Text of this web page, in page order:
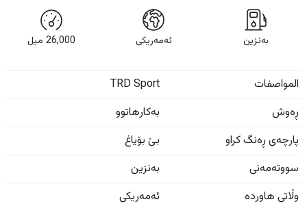
بەنزین ئەمەریکی 26,000 ميل
المواصفات
TRD Sport
ڕەوش
بەکارهاتوو
پارچەی ڕەنگ کراو
بێ بۆیاغ
سووتەمەنی
بەنزین
وڵاتی هاوردە
ئەمەریکی